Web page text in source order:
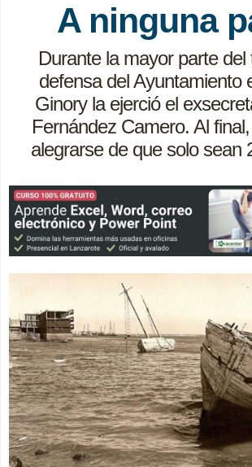
A ninguna
Durante la mayor parte del
defensa del Ayuntamiento
Ginory la ejerció el
Fernández Camero. Al
alegrarse de que solo sean